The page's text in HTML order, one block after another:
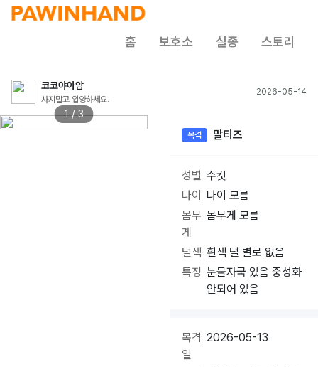
홈 보호소 실종 스토리
코코야아암
사지말고 입양하세요.
2026-05-14
1 / 3
목격 말티즈
성별 수컷
나이
나이 모름
몸무
게
몸무게 모름
털색 흰색 털 별로 없음
특징 눈물자국 있음 중성화
안되어 있음
목격
일
2026-05-13